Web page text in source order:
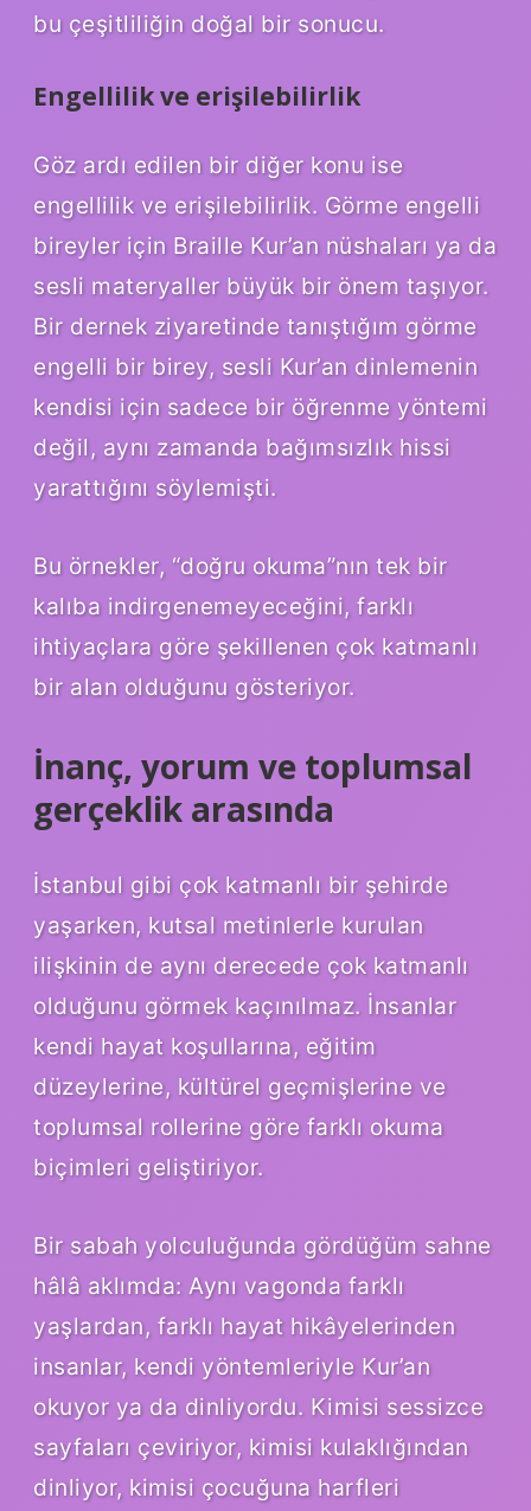
bu çeşitliliğin doğal bir sonucu.
Engellilik ve erişilebilirlik
Göz ardı edilen bir diğer konu ise
engellilik ve erişilebilirlik. Görme engelli
bireyler için Braille Kur’an nüshaları ya da
sesli materyaller büyük bir önem taşıyor.
Bir dernek ziyaretinde tanıştığım görme
engelli bir birey, sesli Kur’an dinlemenin
kendisi için sadece bir öğrenme yöntemi
değil, aynı zamanda bağımsızlık hissi
yarattığını söylemişti.
Bu örnekler, “doğru okuma”nın tek bir
kalıba indirgenemeyeceğini, farklı
ihtiyaçlara göre şekillenen çok katmanlı
bir alan olduğunu gösteriyor.
İnanç, yorum ve toplumsal
gerçeklik arasında
İstanbul gibi çok katmanlı bir şehirde
yaşarken, kutsal metinlerle kurulan
ilişkinin de aynı derecede çok katmanlı
olduğunu görmek kaçınılmaz. İnsanlar
kendi hayat koşullarına, eğitim
düzeylerine, kültürel geçmişlerine ve
toplumsal rollerine göre farklı okuma
biçimleri geliştiriyor.
Bir sabah yolculuğunda gördüğüm sahne
hâlâ aklımda: Aynı vagonda farklı
yaşlardan, farklı hayat hikâyelerinden
insanlar, kendi yöntemleriyle Kur’an
okuyor ya da dinliyordu. Kimisi sessizce
sayfaları çeviriyor, kimisi kulaklığından
dinliyor, kimisi çocuğuna harfleri